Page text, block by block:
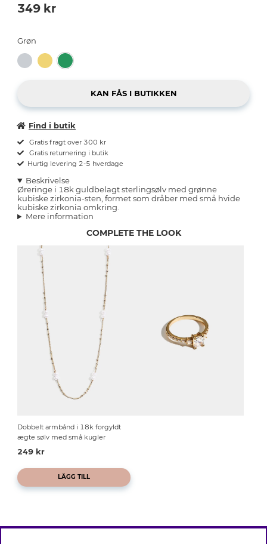
349 kr
Grøn
Find i butik
Gratis fragt over 300 kr
Gratis returnering i butik
Hurtig levering 2-5 hverdage
Beskrivelse
Øreringe i 18k guldbelagt sterlingsølv med grønne
kubiske zirkonia-sten, formet som dråber med små hvide
kubiske zirkonia omkring.
Mere information
COMPLETE THE LOOK
Dobbelt armbånd i 18k forgyldt
ægte sølv med små kugler
249 kr
LÄGG TILL